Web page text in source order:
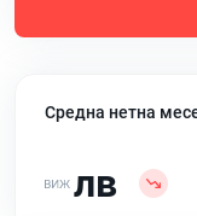
Средна нетна
лв